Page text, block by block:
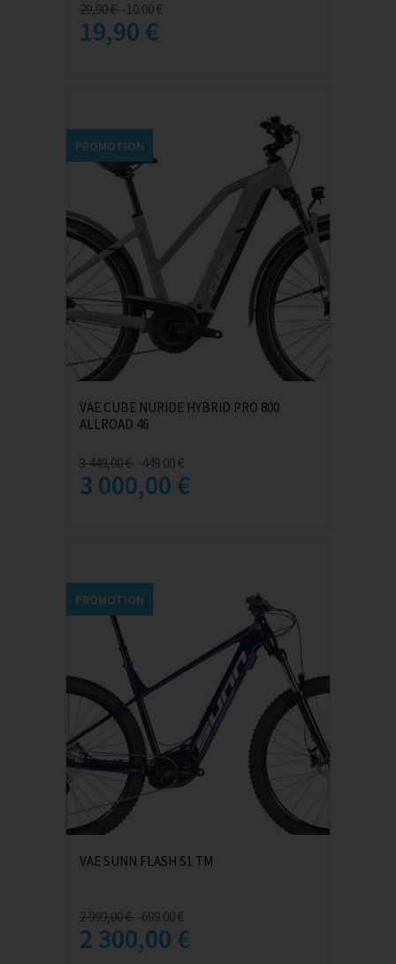
29,90 € -10.00 €
19,90 €
PROMOTION
VAE CUBE NURIDE HYBRID PRO 800
ALLROAD 46
3 449,00 € -449.00 €
3 000,00 €
PROMOTION
VAE SUNN FLASH S1 TM
2 999,00 € -699.00 €
2 300,00 €